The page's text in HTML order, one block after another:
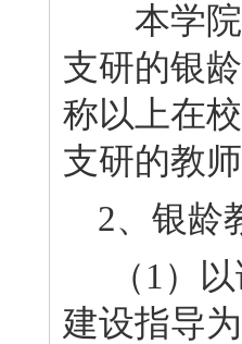
本学院
支研的银
称以上在
支研的教
2、银龄
（ 1）
建设指导